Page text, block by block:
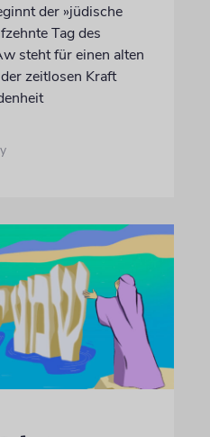
der »jüdische
Tag des
steht für einen alten
zeitlosen Kraft